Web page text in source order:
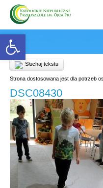
Open toolbar
Słuchaj tekstu
Strona dostosowana jest dla potrzeb
DSC08430